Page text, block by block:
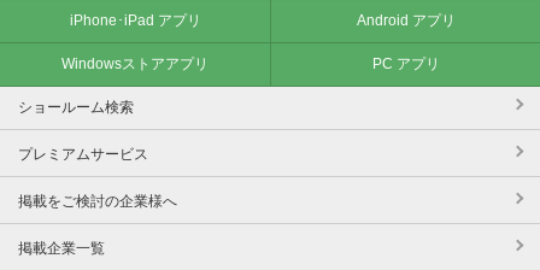
iPhone･iPad アプリ Android アプリ
Windowsストアアプリ PC アプリ
ショールーム検索
プレミアムサービス
掲載をご検討の企業様へ
掲載企業一覧